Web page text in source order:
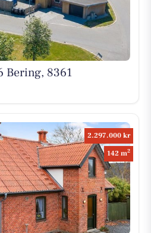
Bering, 8361
2.297.000 kr
142 m2